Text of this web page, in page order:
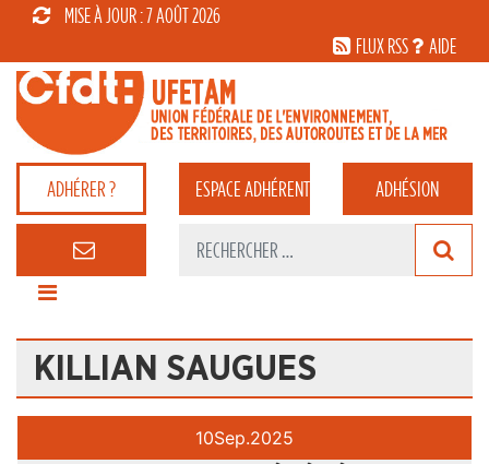
MISE À JOUR : 7 AOÛT 2026
FLUX RSS
AIDE
ADHÉRER ? ESPACEADHÉRENT ADHÉSION
KILLIAN SAUGUES
10Sep.2025